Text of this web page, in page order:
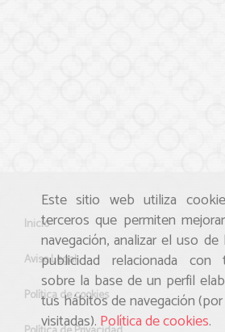
Este sitio web utiliza
terceros que permiten
navegación, analizar el uso
publicidad relacionada con
sobre la base de un perfil
tus hábitos de navegación
visitadas).Política de cookies.
Inicio
Aviso Legal
Política de cookies